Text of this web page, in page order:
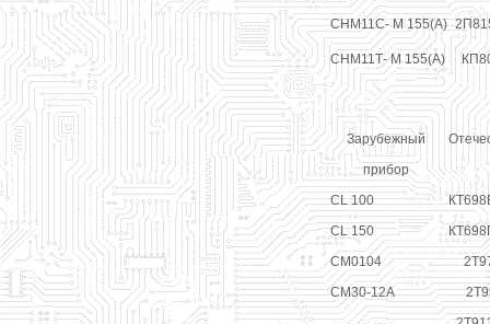
СНМ11С- М 155(A)
СНМ11Т- М 155(A)
Зарубежный
прибор
CL 100
CL 150
СМ0104
СМ30-12А